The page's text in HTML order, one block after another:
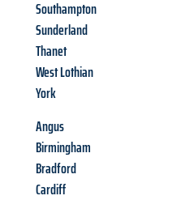
Southampton
Sunderland
Thanet
West Lothian
York
Angus
Birmingham
Bradford
Cardiff